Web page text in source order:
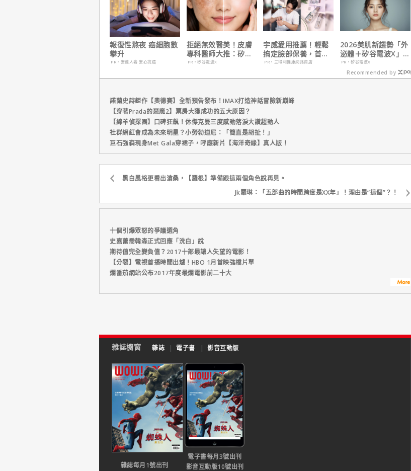
報復性熬夜 癌細胞數
攀升
PR・安達人壽 安心抗癌
拒絕無效醫美！皮膚
專科醫師大推：矽谷
電波 X 讓肌膚由內而
PR・矽谷電波X
宇威愛用推薦！輕鬆
搞定臉部保養，首購
只要$390
PR・三得利健康網路商店
2026美肌新趨勢「外
泌體＋矽谷電波X」聯
手，開啟高階養膚新
世代
PR・矽谷電波X
Recommended by
諾蘭史詩鉅作【奧德賽】全新預告發布！IMAX打造神話冒險新巔峰
【穿著Prada的惡魔2】票房大獲成功的五大原因？
【綿羊偵探團】口碑狂飆！休傑克曼三度感動落淚大讚超動人
社群網紅會成為未來明星？小勞勃道尼：「簡直是胡扯！」
巨石強森現身Met Gala穿裙子，呼應新片【海洋奇緣】真人版！
黑白風格更看出滄桑，【羅根】準備跟這兩個角色說再見。
Jk羅琳：「五部曲的時間跨度是XX年」！理由是“這個”？！
十個引爆眾怒的爭議選角
史嘉蕾喬韓森正式回應「洗白」說
期待值完全變負值？2017十部最讓人失望的電影！
【分裂】電視首播時間出爐！HBO 1月首映強檔片單
爛番茄網站公布2017年度最爛電影前二十大
雜誌櫥窗 雜誌 | 電子書 | 影音互動版
雜誌每月1號出刊
電子書每月3號出刊
影音互動版10號出刊